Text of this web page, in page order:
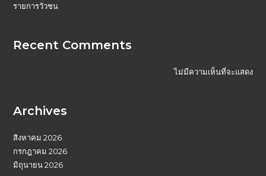
รายการวัวชน
Recent Comments
ไม่มีความเห็นที่จะแสดง
Archives
สิงหาคม 2026
กรกฎาคม 2026
มิถุนายน 2026